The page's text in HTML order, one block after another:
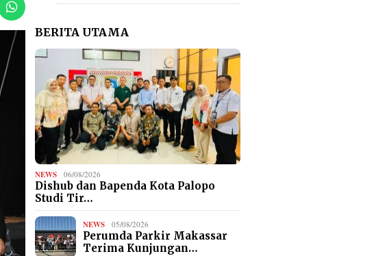
BERITA UTAMA
NEWS 06/08/2026
Dishub dan Bapenda Kota Palopo
Studi Tir…
NEWS 05/08/2026
Perumda Parkir Makassar
Terima Kunjungan…